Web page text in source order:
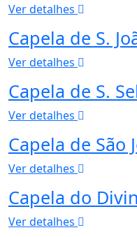
Ver detalhes
Capela de S.
Ver detalhes
Capela de S.
Ver detalhes
Capela de São
Ver detalhes
Capela do
Ver detalhes